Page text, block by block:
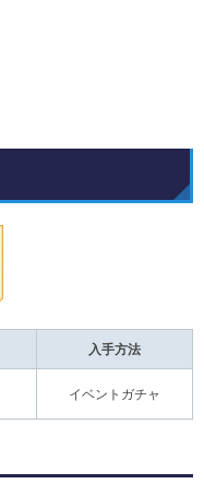
入手方法
イベントガチャ